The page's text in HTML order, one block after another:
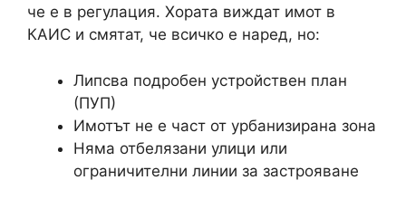
че е в регулация. Хората виждат имот в
КАИС и смятат, че всичко е наред, но:
Липсва подробен устройствен план
(ПУП)
Имотът не е част от урбанизирана зона
Няма отбелязани улици или
ограничителни линии за застрояване